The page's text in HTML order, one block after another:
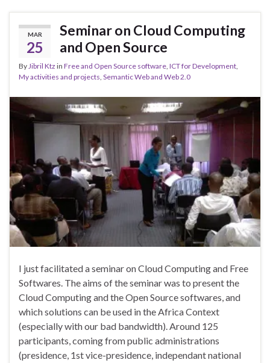
MAR
25
Seminar on Cloud Computing
and Open Source
By Jibril Ktz in Free and Open Source software ICT for Development
My activities and projects Semantic Web and Web 2.0
I just facilitated a seminar on Cloud Computing and Free
Softwares. The aims of the seminar was to present the
Cloud Computing and the Open Source softwares, and
which solutions can be used in the Africa Context
(especially with our bad bandwidth). Around 125
participants, coming from public administrations
(presidence, 1st vice-presidence, independant national